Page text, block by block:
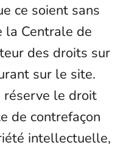
ce soient sans
la Centrale de
des droits sur
sur le site.
réserve le droit
de contrefaçon
intellectuelle,